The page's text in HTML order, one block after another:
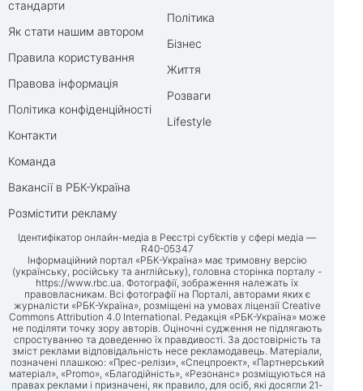
стандарти
Як стати нашим автором
Правила користування
Правова інформація
Політика конфіденційності
Контакти
Команда
Вакансії в РБК-Україна
Розмістити рекламу
Політика
Бізнес
Життя
Розваги
Lifestyle
Ідентифікатор онлайн-медіа в Реєстрі суб’єктів у сфері медіа —
R40-05347
Інформаційний портал «РБК-Україна» має тримовну версію
(українську, російську та англійську), головна сторінка порталу -
https://www.rbc.ua. Фотографії, зображення належать їх
правовласникам. Всі фотографії на Порталі, авторами яких є
журналісти «РБК-Україна», розміщені на умовах ліцензії Creative
Commons Attribution 4.0 International. Редакція «РБК-Україна» може
не поділяти точку зору авторів. Оціночні судження не підлягають
спростуванню та доведенню їх правдивості. За достовірність та
зміст реклами відповідальність несе рекламодавець. Матеріали,
позначені плашкою: «Прес-релізи», «Спецпроект», «Партнерський
матеріал», «Promo», «Благодійність», «Резонанс» розміщуються на
правах реклами і призначені, як правило, для осіб, які досягли 21-